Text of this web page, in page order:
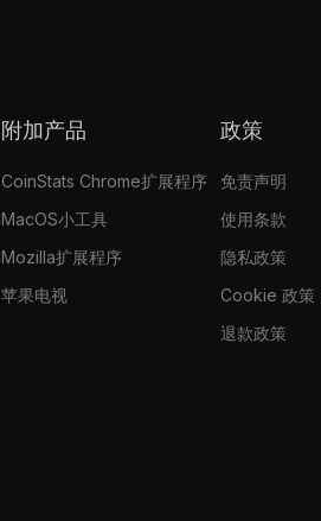
附加产品
CoinStats Chrome扩展程序
MacOS小工具
Mozilla扩展程序
苹果电视
政策
免责声明
使用条款
隐私政策
Cookie 政策
退款政策